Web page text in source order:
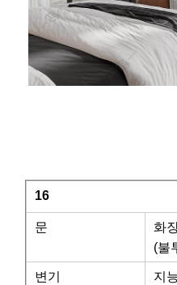
16
문
화
(불
변기 지